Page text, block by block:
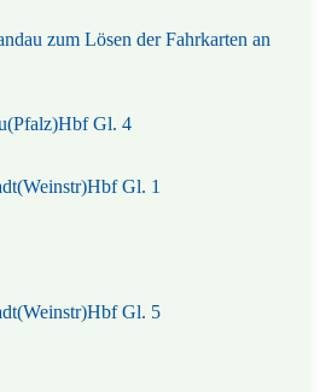
zum Lösen der Fahrkarten an
Gl. 4
Gl. 1
Gl. 5